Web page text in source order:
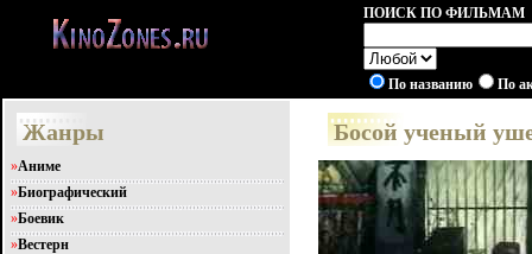
ПОИСК ПО ФИЛЬМАМ
По названию По
Жанры
»Аниме
»Биографический
»Боевик
»Вестерн
Босой ученый